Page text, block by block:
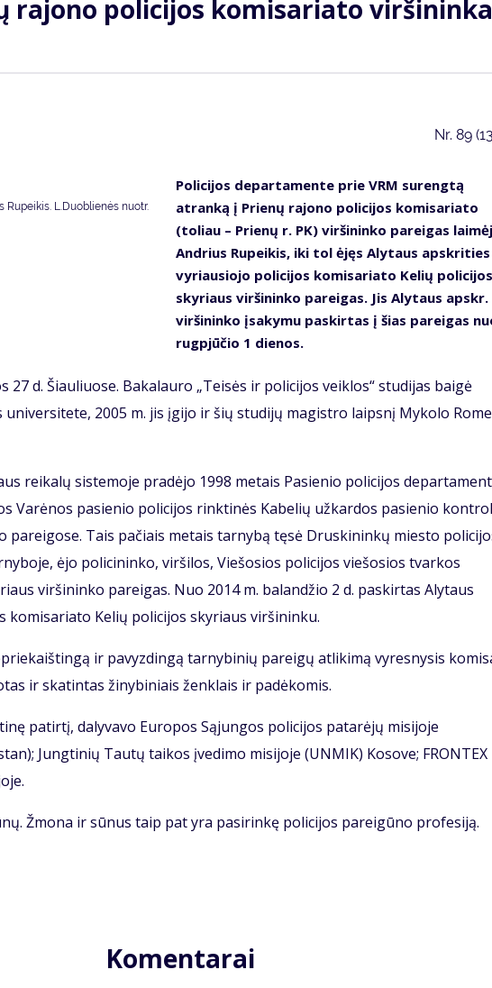
rajono policijos komisariato
Nr. 89
Rupeikis. L.Duoblienės nuotr.
Policijos departamente prie VRM surengtą
atranką į Prienų rajono policijos komisariato
(toliau – Prienų r. PK) viršininko pareigas
Andrius Rupeikis, iki tol ėjęs Alytaus apskrities
vyriausiojo policijos komisariato Kelių policijos
skyriaus viršininko pareigas. Jis Alytaus apskr.
viršininko įsakymu paskirtas į šias pareigas
rugpjūčio 1 dienos.
27 d. Šiauliuose. Bakalauro „Teisės ir policijos veiklos“ studijas baigė
2005 m. jis įgijo ir šių studijų magistro laipsnį Mykolo
reikalų sistemoje pradėjo 1998 metais Pasienio policijos
Varėnos pasienio policijos rinktinės Kabelių užkardos pasienio
pareigose. Tais pačiais metais tarnybą tęsė Druskininkų miesto
ėjo policininko, viršilos, Viešosios policijos viešosios tvarkos
viršininko pareigas. Nuo 2014 m. balandžio 2 d. paskirtas Alytaus
komisariato Kelių policijos skyriaus viršininku.
ir pavyzdingą tarnybinių pareigų atlikimą vyresnysis
ir skatintas žinybiniais ženklais ir padėkomis.
patirtį, dalyvavo Europos Sąjungos policijos patarėjų misijoje
Jungtinių Tautų taikos įvedimo misijoje (UNMIK) Kosove; FRONTEX
Žmona ir sūnus taip pat yra pasirinkę policijos pareigūno profesiją.
Komentarai